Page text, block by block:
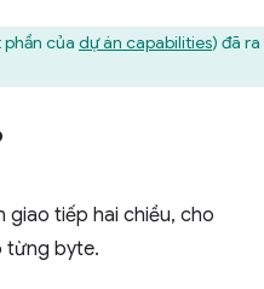
phần của dự án capabilities) đã ra
giao tiếp hai chiều, cho
từng byte.